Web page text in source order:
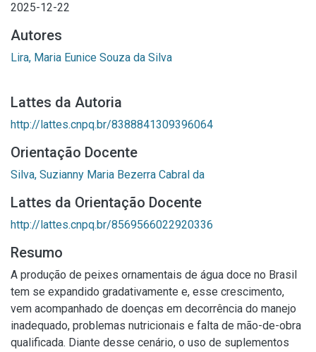
2025-12-22
Autores
Lira, Maria Eunice Souza da Silva
Lattes da Autoria
http://lattes.cnpq.br/8388841309396064
Orientação Docente
Silva, Suzianny Maria Bezerra Cabral da
Lattes da Orientação Docente
http://lattes.cnpq.br/8569566022920336
Resumo
A produção de peixes ornamentais de água doce no Brasil
tem se expandido gradativamente e, esse crescimento,
vem acompanhado de doenças em decorrência do manejo
inadequado, problemas nutricionais e falta de mão-de-obra
qualificada. Diante desse cenário, o uso de suplementos